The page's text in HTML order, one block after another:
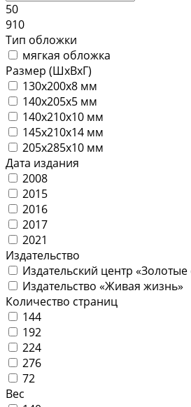
50
910
Тип обложки
мягкая обложка
Размер (ШхВхГ)
130х200х8 мм
140х205х5 мм
140х210х10 мм
145x210х14 мм
205х285х10 мм
Дата издания
2008
2015
2016
2017
2021
Издательство
Издательский центр
Издательство «Живая жизнь»
Количество страниц
144
192
224
276
72
Вес